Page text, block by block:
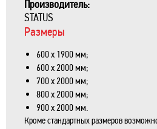
Производитель:
STATUS
Размеры
600 х 1900 мм;
600 х 2000 мм;
700 х 2000 мм;
800 х 2000 мм;
900 х 2000 мм.
Кроме стандартных размеров